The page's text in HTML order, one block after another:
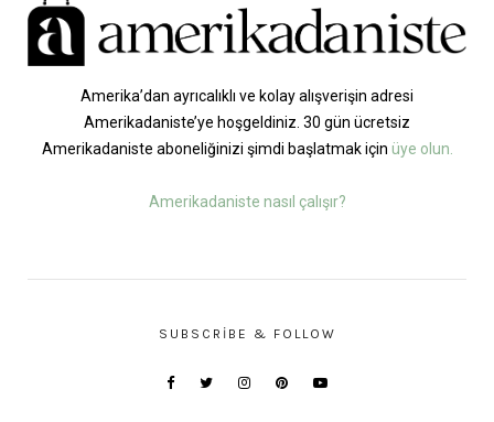
Amerika’dan ayrıcalıklı ve kolay alışverişin adresi
Amerikadaniste’ye hoşgeldiniz. 30 gün ücretsiz
Amerikadaniste aboneliğinizi şimdi başlatmak için üye olun.
Amerikadaniste nasıl çalışır?
SUBSCRIBE & FOLLOW